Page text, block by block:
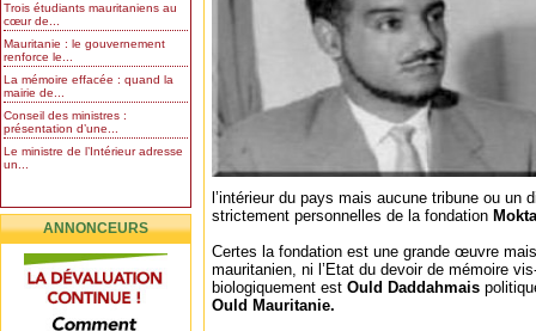
Trois étudiants mauritaniens au
cœur de...
Mauritanie : le gouvernement
renforce le...
La mémoire effacée : quand la
mairie de...
Conseil des ministres :
présentation d’une...
Le ministre de l’Intérieur adresse
un...
ANNONCEURS
l’intérieur du pays mais aucune tribune ou un
strictement personnelles de la fondation
Certes la fondation est une grande œuvre
mauritanien, ni l’Etat du devoir de mémoire
biologiquement est Ould Daddahmais
Ould Mauritanie.